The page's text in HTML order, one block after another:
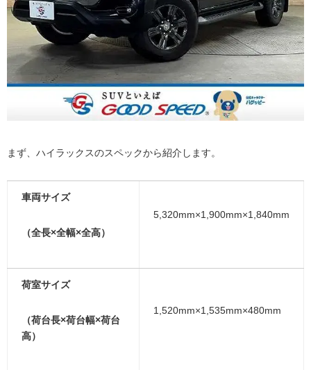
まず、ハイラックスのスペックから紹介します。
車両サイズ
（全長×全幅×全高）
5,320mm×1,900mm×1,840mm
荷室サイズ
（荷台長×荷台幅×荷台
高）
1,520mm×1,535mm×480mm